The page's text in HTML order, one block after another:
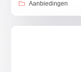
Aanbiedingen